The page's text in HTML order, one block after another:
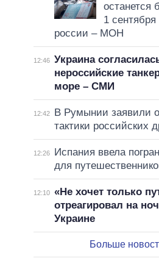
останется
1
россии – МОН
12:46 Украина
нероссийские
море – СМИ
12:42
В Румынии заявили
тактики российских
12:26
Испания ввела
для
12:10 «Не хочет только
отреагировал на
Украине
Больше